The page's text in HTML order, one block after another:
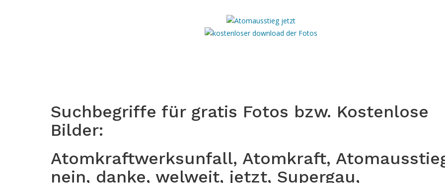
Suchbegriffe für gratis Fotos bzw. Kostenlose
Bilder:
Atomkraftwerksunfall, Atomkraft,
nein, danke, welweit, jetzt, Supergau,